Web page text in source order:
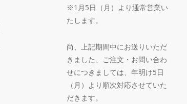
※1月5日（月）より通常営業い
たします。
尚、上記期間中にお送りいただ
きました、ご注文・お問い合わ
せにつきましては、年明け5日
（月）より順次対応させていた
だきます。